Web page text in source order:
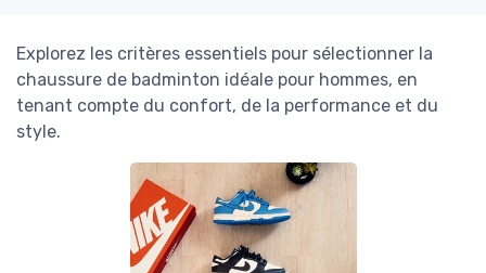
Explorez les critères essentiels pour sélectionner la
chaussure de badminton idéale pour hommes, en
tenant compte du confort, de la performance et du
style.